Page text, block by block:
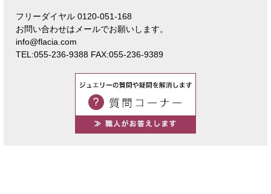
フリーダイヤル 0120-051-168
お問い合わせはメールでお願いします。
info@flacia.com
TEL:055-236-9388 FAX:055-236-9389